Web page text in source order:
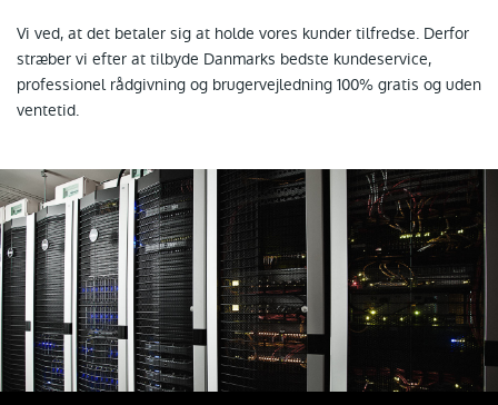
Vi ved, at det betaler sig at holde vores kunder tilfredse. Derfor
stræber vi efter at tilbyde Danmarks bedste kundeservice,
professionel rådgivning og brugervejledning 100% gratis og uden
ventetid.